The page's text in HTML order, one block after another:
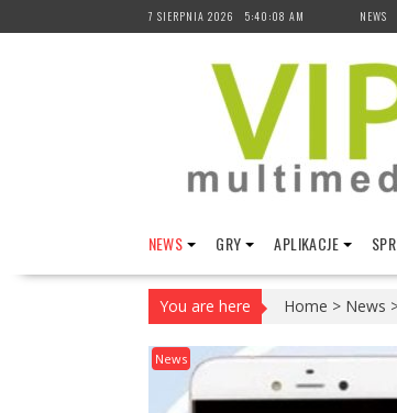
to
7 SIERPNIA 2026 5:40:09 AM NEWS
NEWS GRY APLIKACJE
You are here Home > News
News